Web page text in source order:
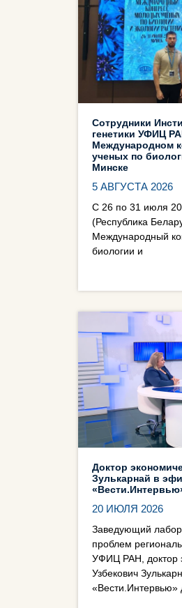
Сотрудники
генетики УФИЦ
Международном
ученых по
Минске
5 АВГУСТА 2026
С 26 по 31 июля
(Республика
Международный
биологии и
Доктор
Зулькарнай в
20 ИЮЛЯ 2026
Заведующий
проблем
УФИЦ РАН, доктор
Узбекович
«Вести.Интервью»